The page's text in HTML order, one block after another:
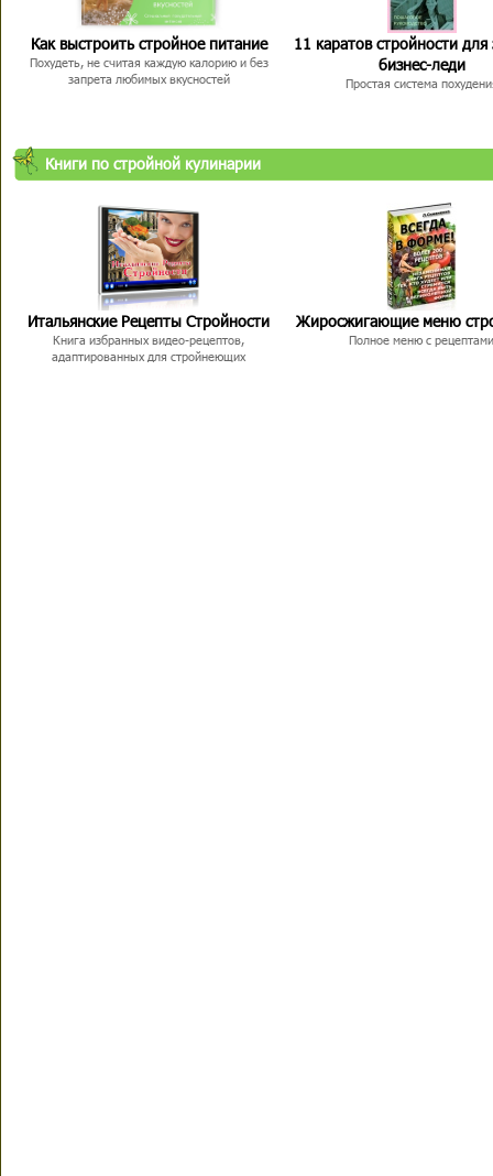
Как выстроить стройное питание
Похудеть, не считая каждую калорию и без
запрета любимых вкусностей
11 каратов стройности для
бизнес-леди
Простая система
Книги по стройной кулинарии
Итальянские Рецепты Стройности
Книга избранных видео-рецептов,
адаптированных для стройнеющих
Жиросжигающие меню
Полное меню с рецептами